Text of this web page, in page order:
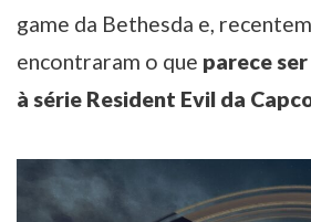
game da Bethesda e,
encontraram o que parece
à série Resident Evil da